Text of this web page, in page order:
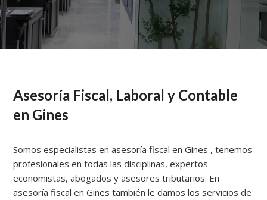
Asesoría Fiscal, Laboral y Contable
en Gines
Somos especialistas en asesoría fiscal en Gines , tenemos
profesionales en todas las disciplinas, expertos
economistas, abogados y asesores tributarios. En
asesoría fiscal en Gines también le damos los servicios de